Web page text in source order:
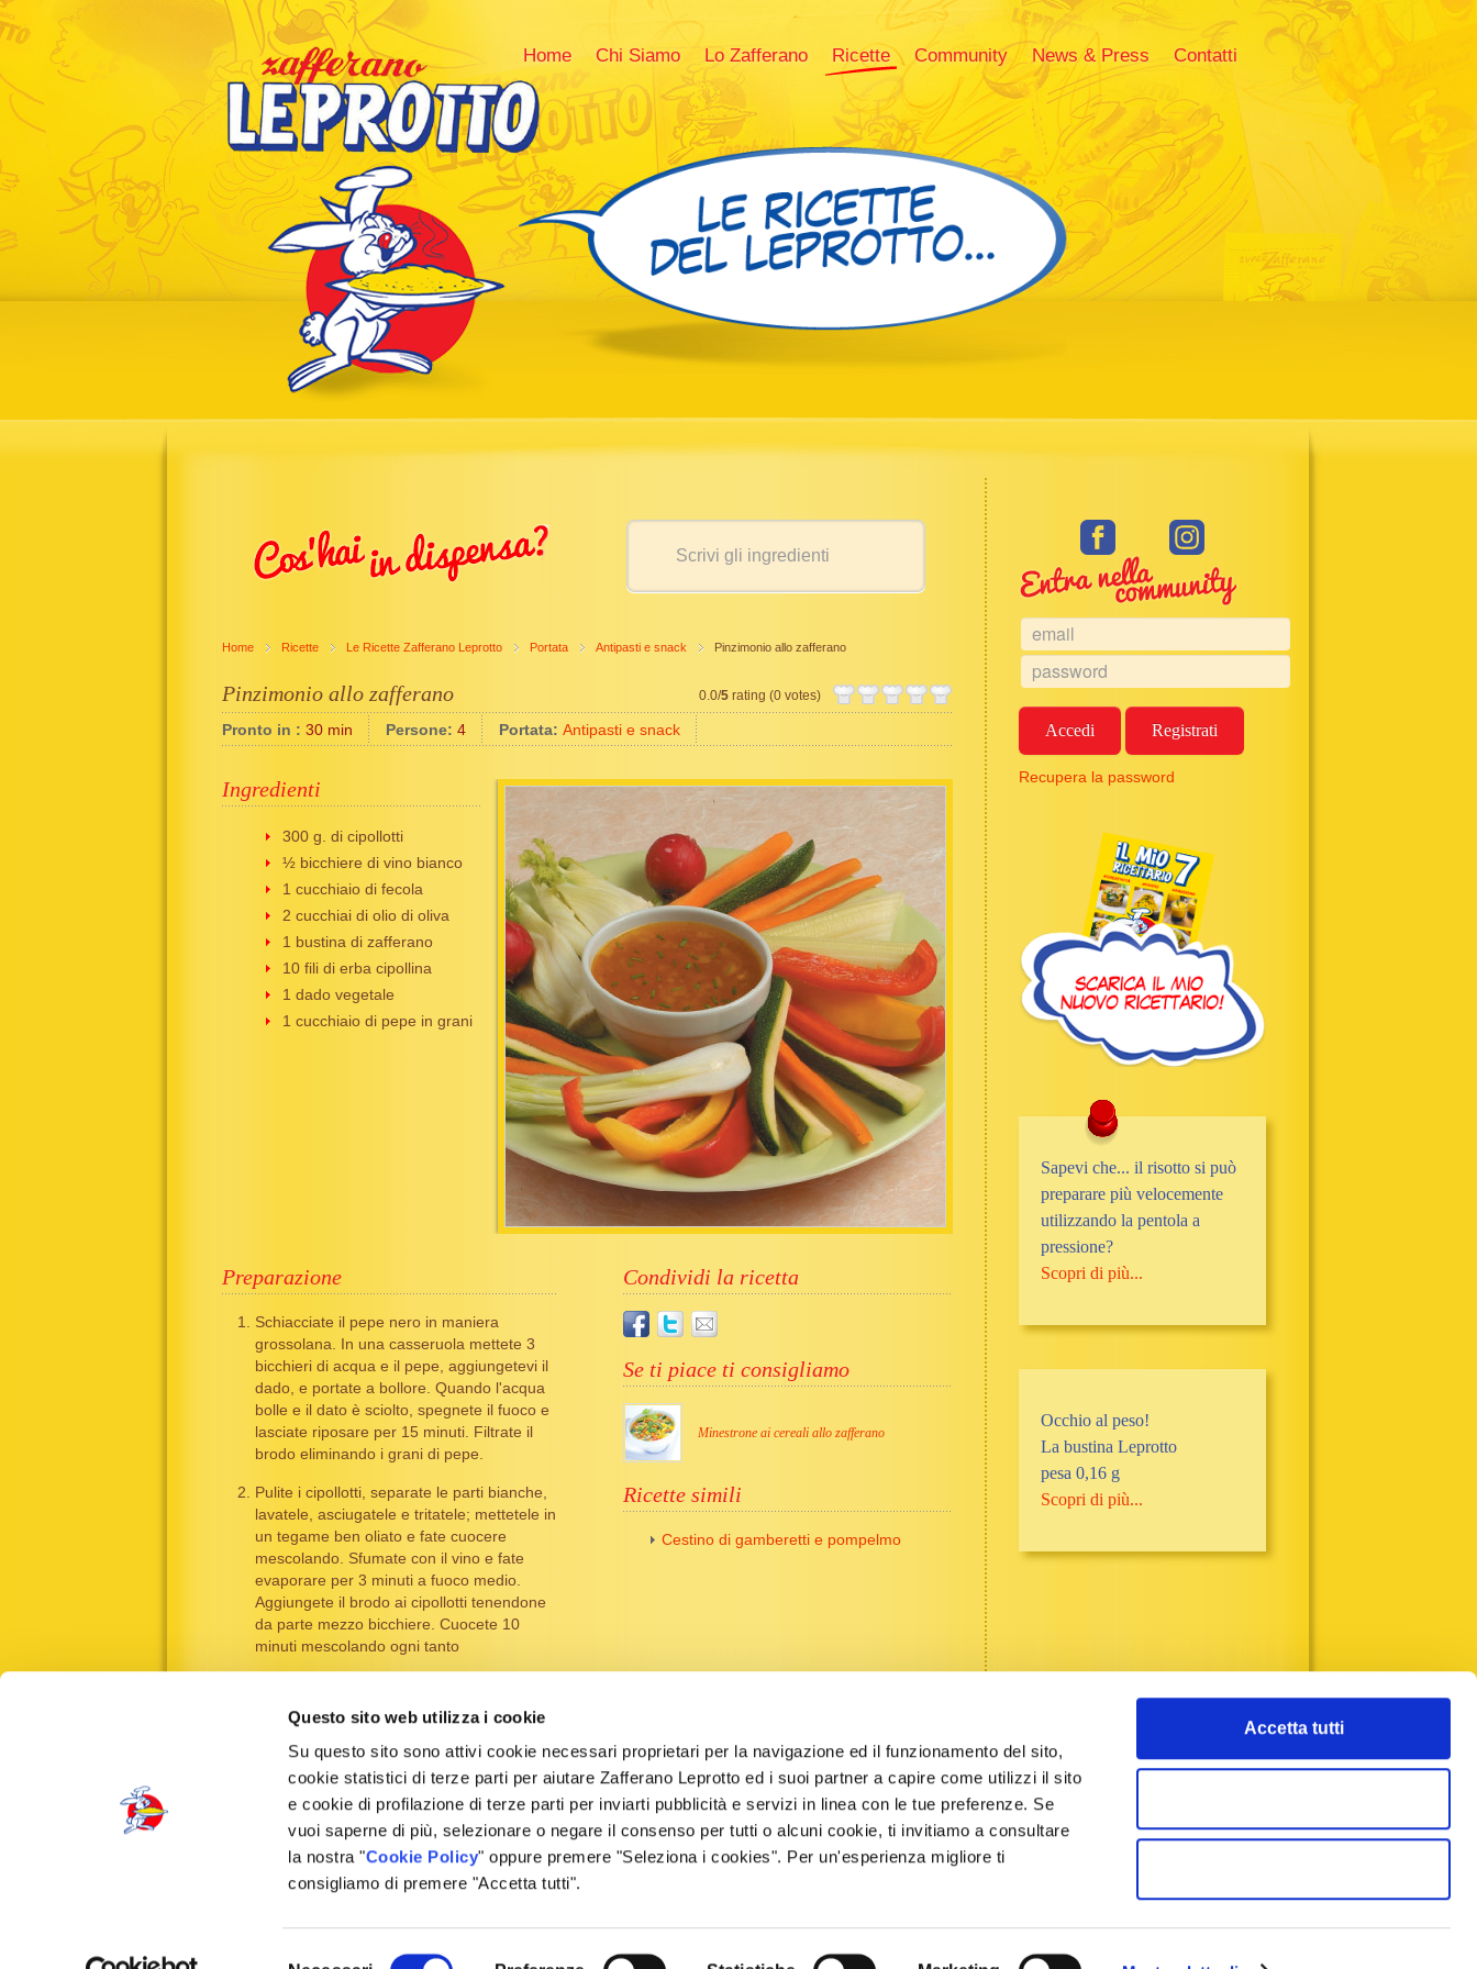
Questo sito web utilizza i cookie
Su questo sito sono attivi cookie necessari proprietari per la navigazione ed il funzionamento del sito,
cookie statistici di terze parti per aiutare Zafferano Leprotto ed i suoi partner a capire come utilizzi il sito
e cookie di profilazione di terze parti per inviarti pubblicità e servizi in linea con le tue preferenze. Se
vuoi saperne di più, selezionare o negare il consenso per tutti o alcuni cookie, ti invitiamo a consultare
la nostra "Cookie Policy" oppure premere "Seleziona i cookies". Per un'esperienza migliore ti
consigliamo di premere "Accetta tutti".
Accetta tutti
Home Chi Siamo Lo Zafferano Ricette Community News & Press Contatti
Home Ricette Le Ricette Zafferano Leprotto Portata Antipasti e snack Pinzimonio allo zafferano
Pinzimonio allo zafferano 0.0/5 rating (0 votes)
Pronto in : 30 min Persone: 4 Portata: Antipasti e snack
Ingredienti
300 g. di cipollotti
½ bicchiere di vino bianco
1 cucchiaio di fecola
2 cucchiai di olio di oliva
1 bustina di zafferano
10 fili di erba cipollina
1 dado vegetale
1 cucchiaio di pepe in grani
Condividi la ricetta
Se ti piace ti consigliamo
Minestrone ai cereali allo zafferano
Ricette simili
Cestino di gamberetti e pompelmo
Preparazione
Schiacciate il pepe nero in maniera
grossolana. In una casseruola mettete 3
bicchieri di acqua e il pepe, aggiungetevi il
dado, e portate a bollore. Quando l'acqua
bolle e il dato è sciolto, spegnete il fuoco e
lasciate riposare per 15 minuti. Filtrate il
brodo eliminando i grani di pepe.
Pulite i cipollotti, separate le parti bianche,
lavatele, asciugatele e tritatele; mettetele in
un tegame ben oliato e fate cuocere
mescolando. Sfumate con il vino e fate
evaporare per 3 minuti a fuoco medio.
Aggiungete il brodo ai cipollotti tenendone
da parte mezzo bicchiere. Cuocete 10
minuti mescolando ogni tanto
fecola e cuocete per 1 minuto. Traferite la
salsa in una ciotola, insaporite con l'erba
cipollina tagliata a pezzetti. <br />Servita la
salsa calda per accompagnare carote,
zucchine, gambi di sedano bianchi e
spicchi di finocchi a crudo.
Accedi Registrati
Recupera la password
Sapevi che... il risotto si può
preparare più velocemente
utilizzando la pentola a
pressione?
Scopri di più...
Occhio al peso!
La bustina Leprotto
pesa 0,16 g
Scopri di più...
Mappa dei contenuti-Privacy Policy -Cookie Policy-Termini e condizioni